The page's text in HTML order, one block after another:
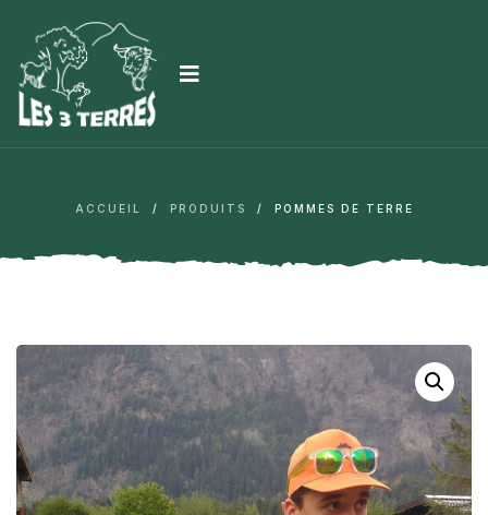
ACCUEIL / PRODUITS / POMMES DE TERRE